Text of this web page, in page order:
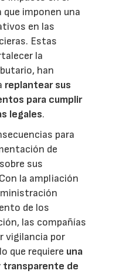
que imponen una
en las
Estas
la
han
replantear sus
para cumplir
legales.
para
de
sus
la ampliación
de los
las compañías
vigilancia por
que requiere una
transparente de